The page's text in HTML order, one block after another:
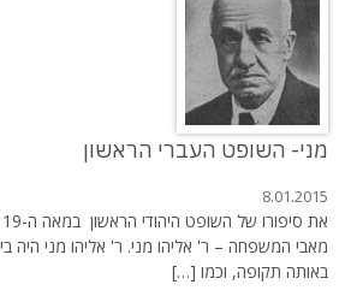
מני- השופט העברי הראשון
8.01.2015
מאבי המשפחה – ר' אליהו מני. ר' אליהו מני היה
באותה תקופה, וכמו […]